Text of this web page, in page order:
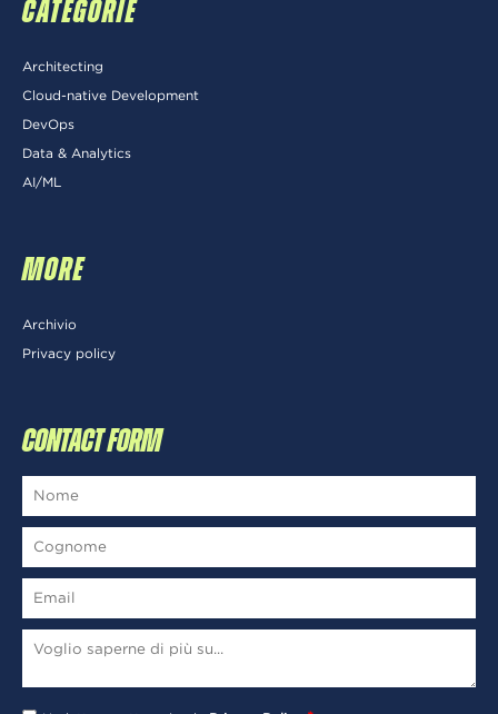
CATEGORIE
Architecting
Cloud-native Development
DevOps
Data & Analytics
AI/ML
MORE
Archivio
Privacy policy
CONTACT FORM